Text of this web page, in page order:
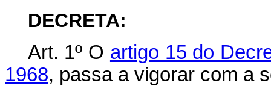
DECRETA:
Art. 1º O artigo 15 do
1968, passa a vigorar com a